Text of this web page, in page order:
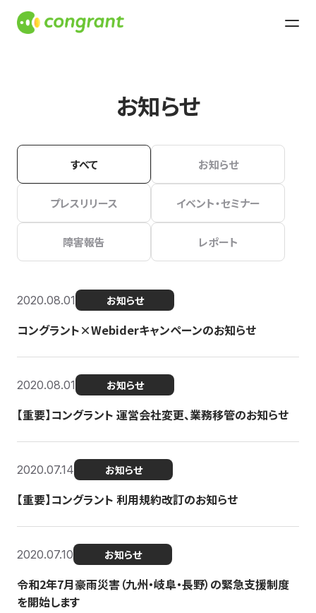
お知らせ
すべて お知らせ
プレスリリース イベント・セミナー
障害報告 レポート
2020.08.01 お知らせ
コングラント×Webiderキャンペーンのお知らせ
2020.08.01 お知らせ
【重要】コングラント 運営会社変更、業務移管のお知らせ
2020.07.14 お知らせ
【重要】コングラント 利用規約改訂のお知らせ
2020.07.10 お知らせ
令和2年7月豪雨災害（九州・岐阜・長野）の緊急支援制度
を開始します